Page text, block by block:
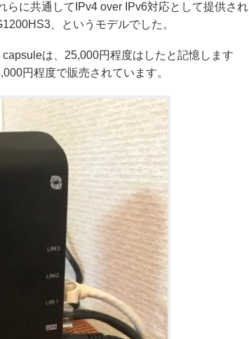
に共通してIPv4 over IPv6対応として提供され
、というモデルでした。
は、25,000円程度はしたと記憶します
円程度で販売されています。